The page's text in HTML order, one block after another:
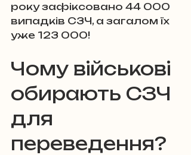
року зафіксовано 44 000
випадків СЗЧ, а загалом їх
уже 123 000!
Чому військові
обирають СЗЧ
для
переведення?